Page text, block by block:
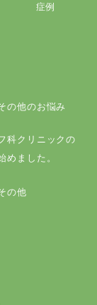
症例
の他のお悩み
科クリニックの
めました。
の他